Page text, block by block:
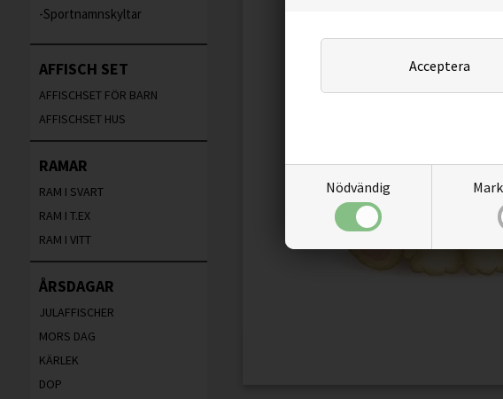
Nödvändig
Sportnamnskyltar
AFFISCH SET
AFFISCHSET FÖR BARN
AFFISCHSET HUS
RAMAR
RAM I SVART
RAM I T.EX
RAM I VITT
ÅRSDAGAR
JULAFFISCHER
MORS DAG
KÄRLEK
DOP